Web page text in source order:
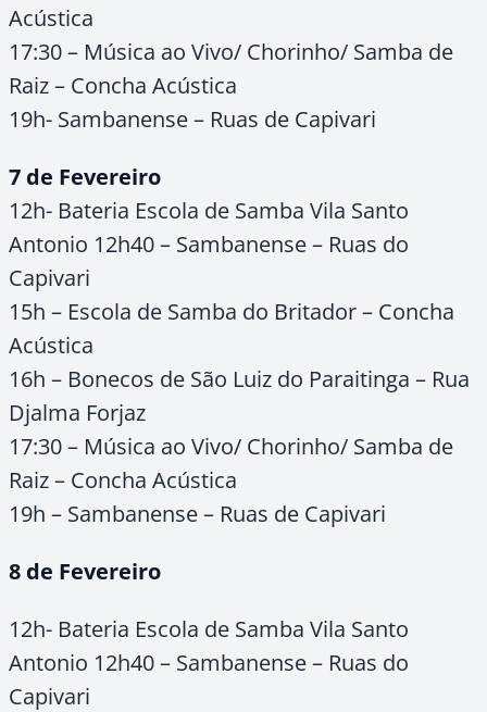
Acústica
17:30 – Música ao Vivo/ Chorinho/ Samba de
Raiz – Concha Acústica
19h- Sambanense – Ruas de Capivari
7 de Fevereiro
12h- Bateria Escola de Samba Vila Santo
Antonio 12h40 – Sambanense – Ruas do
Capivari
15h – Escola de Samba do Britador – Concha
Acústica
16h – Bonecos de São Luiz do Paraitinga – Rua
Djalma Forjaz
17:30 – Música ao Vivo/ Chorinho/ Samba de
Raiz – Concha Acústica
19h – Sambanense – Ruas de Capivari
8 de Fevereiro
12h- Bateria Escola de Samba Vila Santo
Antonio 12h40 – Sambanense – Ruas do
Capivari